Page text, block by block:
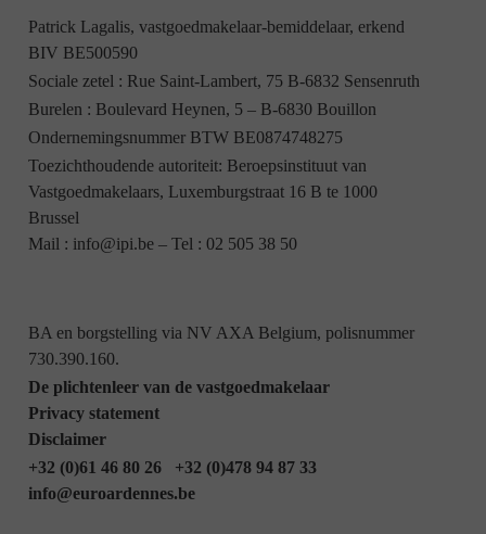
Patrick Lagalis, vastgoedmakelaar-bemiddelaar, erkend
BIV BE500590
Sociale zetel : Rue Saint-Lambert, 75 B-6832 Sensenruth
Burelen : Boulevard Heynen, 5 – B-6830 Bouillon
Ondernemingsnummer BTW BE0874748275
Toezichthoudende autoriteit: Beroepsinstituut van
Vastgoedmakelaars, Luxemburgstraat 16 B te 1000
Brussel
Mail : info@ipi.be – Tel : 02 505 38 50
BA en borgstelling via NV AXA Belgium, polisnummer
730.390.160.
De plichtenleer van de vastgoedmakelaar
Privacy statement
Disclaimer
+32 (0)61 46 80 26
+32 (0)478 94 87 33
info@euroardennes.be